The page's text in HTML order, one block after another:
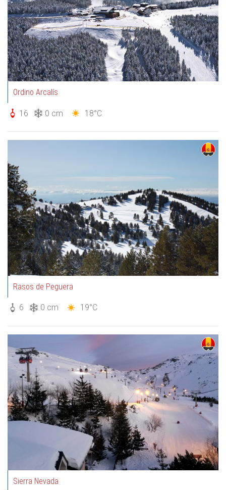
Ordino Arcalís
16 0 cm 18°C
Rasos de Peguera
6 0 cm 19°C
Sierra Nevada